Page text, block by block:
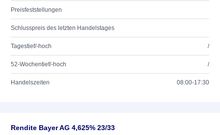
Preisfeststellungen
Schlusspreis des letzten Handelstages
Tagestief/-hoch /
52-Wochentief/-hoch /
Handelszeiten 08:00-17:30
Rendite Bayer AG 4,625% 23/33